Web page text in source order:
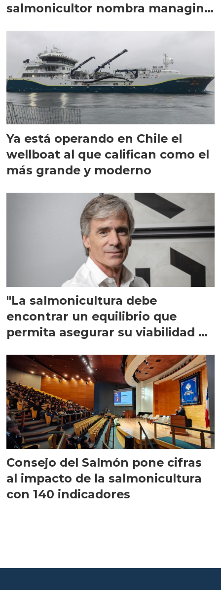
salmonicultor nombra managing
Ya está operando en Chile el
wellboat al que califican como el
más grande y moderno
"La salmonicultura debe
encontrar un equilibrio que
permita asegurar su viabilidad de
Consejo del Salmón pone cifras
al impacto de la salmonicultura
con 140 indicadores